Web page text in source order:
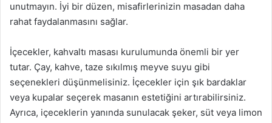
unutmayın. İyi bir düzen, misafirlerinizin masadan daha
rahat faydalanmasını sağlar.
İçecekler, kahvaltı masası kurulumunda önemli bir yer
tutar. Çay, kahve, taze sıkılmış meyve suyu gibi
seçenekleri düşünmelisiniz. İçecekler için şık bardaklar
veya kupalar seçerek masanın estetiğini artırabilirsiniz.
Ayrıca, içeceklerin yanında sunulacak şeker, süt veya limon